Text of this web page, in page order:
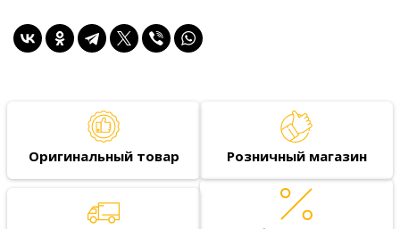
Оригинальный товар Розничный магазин